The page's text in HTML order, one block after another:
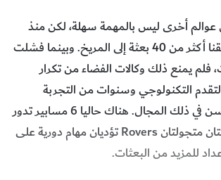
عوالم أخرى ليس بالمهمة سهلة، لكن منذ
عقد الستينات، أطلقنا أكثر من 40 بعثة إلى المريخ. وبينما فشلت
فلم يمنع ذلك وكالات الفضاء من تكرار
التكنولوجي وسنوات من التجربة
والخطأ، فنحن نتحسن في ذلك المجال. هناك حاليا 6 مسابير تدور
حول المريخ ومركبتان متجولتان Rovers تؤديان مهام دورية على
للمزيد من البعثات.